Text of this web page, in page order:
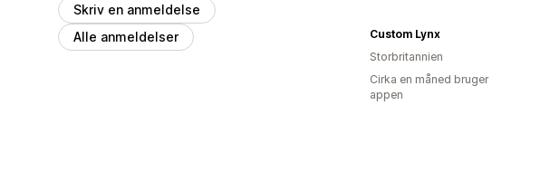
Skriv en anmeldelse
Alle anmeldelser
Custom Lynx
Storbritannien
Cirka en måned bruger
appen